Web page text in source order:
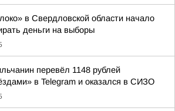
в Свердловской области начало
деньги на выборы
перевёл 1148 рублей
в Telegram и оказался в СИЗО